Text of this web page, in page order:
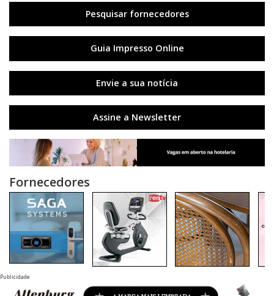
Pesquisar fornecedores
Guia Impresso Online
Envie a sua notícia
Assine a Newsletter
Fornecedores
Publicidade